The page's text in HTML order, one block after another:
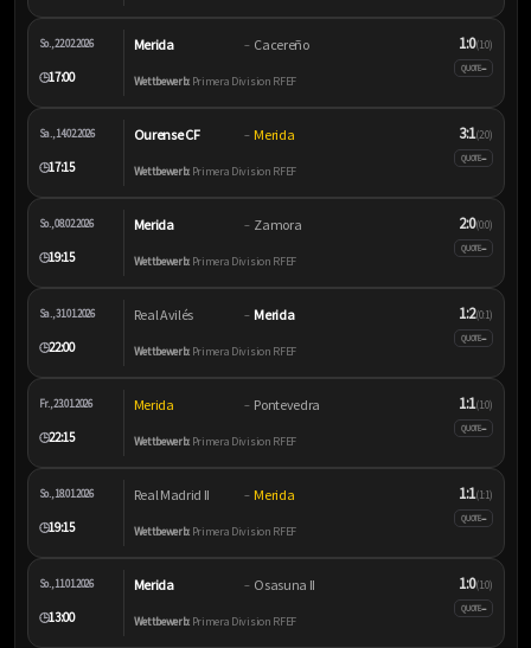
So., 22.02.2026
🕒17:00
Merida – Cacereño
Wettbewerb:Primera Division RFEF
1:0(1:0)
QUOTE–
Sa., 14.02.2026
🕒17:15
Ourense CF – Merida
Wettbewerb:Primera Division RFEF
3:1(2:0)
QUOTE–
So., 08.02.2026
🕒19:15
Merida – Zamora
Wettbewerb:Primera Division RFEF
2:0(0:0)
QUOTE–
Sa., 31.01.2026
🕒22:00
Real Avilés – Merida
Wettbewerb:Primera Division RFEF
1:2(0:1)
QUOTE–
Fr., 23.01.2026
🕒22:15
Merida – Pontevedra
Wettbewerb:Primera Division RFEF
1:1(1:0)
QUOTE–
So., 18.01.2026
🕒19:15
Real Madrid II – Merida
Wettbewerb:Primera Division RFEF
1:1(1:1)
QUOTE–
So., 11.01.2026
🕒13:00
Merida – Osasuna II
Wettbewerb:Primera Division RFEF
1:0(1:0)
QUOTE–